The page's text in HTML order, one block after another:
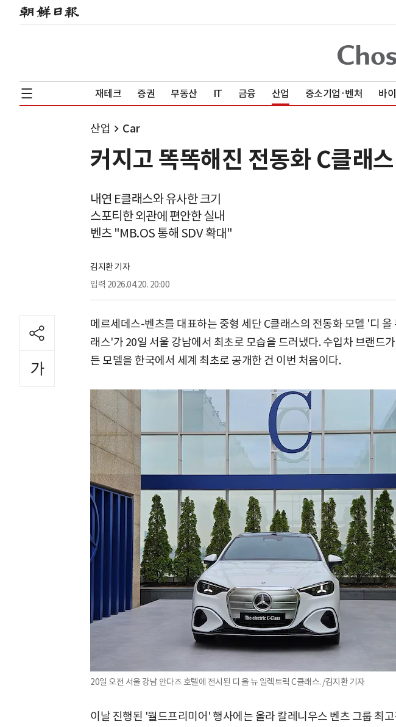
재테크 증권 부동산 IT 금융 산업 중소기업·벤처 바
산업 Car
커지고 똑똑해진 전동화 C클래
내연 E클래스와 유사한 크기
스포티한 외관에 편안한 실내
벤츠 "MB.OS 통해 SDV 확대"
김지환 기자
입력 2026.04.20. 20:00
메르세데스-벤츠를 대표하는 중형 세단 C클래스의 전동화 모델 '디 올
래스'가 20일 서울 강남에서 최초로 모습을 드러냈다. 수입차 브랜드
든 모델을 한국에서 세계 최초로 공개한 건 이번 처음이다.
20일 오전 서울 강남 안다즈 호텔에 전시된 디 올 뉴 일렉트릭 C클래스. /김지환 기자
이날 진행된 '월드프리미어' 행사에는 올라 칼레니우스 벤츠 그룹 최